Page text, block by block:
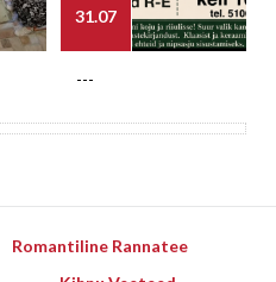
31.07
---
Romantiline Rannatee